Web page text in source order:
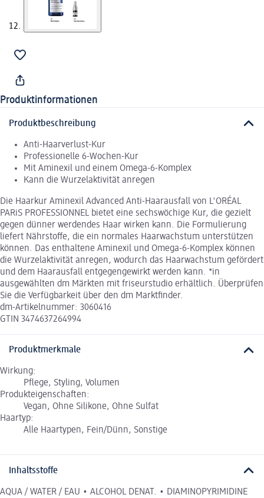
Produktinformationen
Produktbeschreibung
Anti-Haarverlust-Kur
Professionelle 6-Wochen-Kur
Mit Aminexil und einem Omega-6-Komplex
Kann die Wurzelaktivität anregen
Die Haarkur Aminexil Advanced Anti-Haarausfall von L'ORÉAL
PARiS PROFESSIONNEL bietet eine sechswöchige Kur, die gezielt
gegen dünner werdendes Haar wirken kann. Die Formulierung
liefert Nährstoffe, die ein normales Haarwachstum unterstützen
können. Das enthaltene Aminexil und Omega-6-Komplex können
die Wurzelaktivität anregen, wodurch das Haarwachstum gefördert
und dem Haarausfall entgegengewirkt werden kann. *in
ausgewählten dm Märkten mit friseurstudio erhältlich. Überprüfen
Sie die Verfügbarkeit über den dm Marktfinder.
dm-Artikelnummer: 3060416
GTIN 3474637264994
Produktmerkmale
Wirkung:
Pflege, Styling, Volumen
Produkteigenschaften:
Vegan, Ohne Silikone, Ohne Sulfat
Haartyp:
Alle Haartypen, Fein/Dünn, Sonstige
Inhaltsstoffe
AQUA / WATER / EAU • ALCOHOL DENAT. • DIAMINOPYRIMIDINE